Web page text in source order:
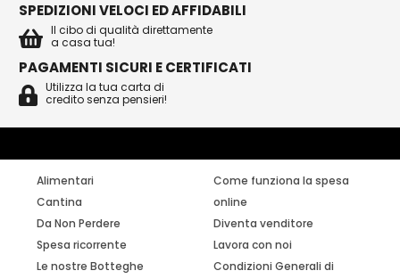
SPEDIZIONI VELOCI ED AFFIDABILI
Il cibo di qualità direttamente
a casa tua!
PAGAMENTI SICURI E CERTIFICATI
Utilizza la tua carta di
credito senza pensieri!
Alimentari
Cantina
Da Non Perdere
Spesa ricorrente
Le nostre Botteghe
Come funziona la spesa
online
Diventa venditore
Lavora con noi
Condizioni Generali di